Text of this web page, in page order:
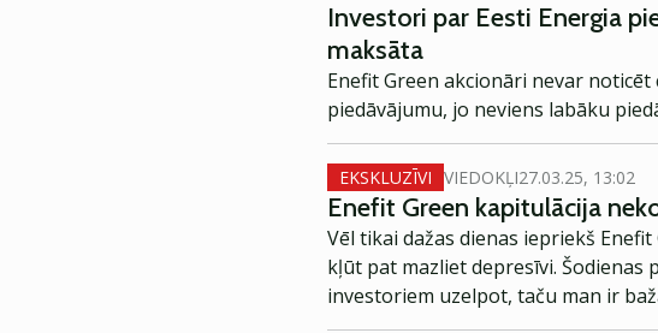
Investori par Eesti Energia
maksāta
Enefit Green akcionāri nevar
piedāvājumu, jo neviens labāku
EKSKLUZĪVI VIEDOKĻI27.03.25, 13:02
Enefit Green kapitulācija
Vēl tikai dažas dienas iepriekš
kļūt pat mazliet depresīvi. Šodienas
investoriem uzelpot, taču man ir